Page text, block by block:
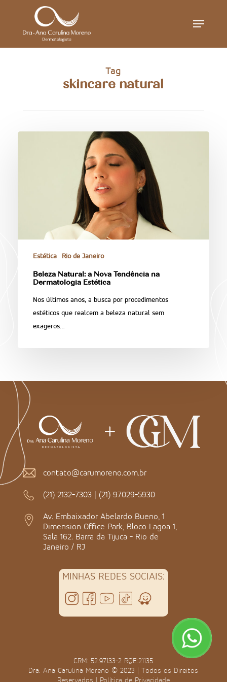
Menu
Tag
skincare natural
Estética Rio de Janeiro
Beleza Natural: a Nova Tendência na
Dermatologia Estética
Nos últimos anos, a busca por procedimentos
estéticos que realcem a beleza natural sem
exageros…
contato@carumoreno.com.br
(21) 2132-7303 | (21) 97029-5930
Av. Embaixador Abelardo Bueno, 1
Dimension Office Park, Bloco Lagoa 1,
Sala 162. Barra da Tijuca - Rio de
Janeiro / RJ
MINHAS REDES SOCIAIS:
CRM: 52.97133-2 RQE:21135
Dra. Ana Carulina Moreno © 2023 | Todos os Direitos